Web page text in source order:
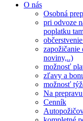
O nás
Osobná
pri odvoze
poplatku
noviny,..)
možnosť
zľavy a
možnosť
Na
Cenník